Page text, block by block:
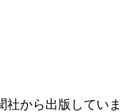
から出版していま